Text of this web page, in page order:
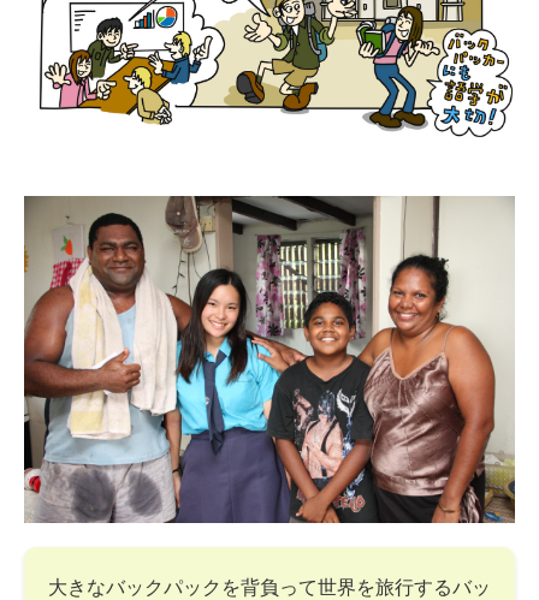
大きなバックパックを背負って世界を旅行するバッ